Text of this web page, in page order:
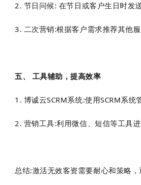
2. 节日问候: 在节日或客户生日时发
3. 二次营销:根据客户需求推荐其他
五、 工具辅助，提高效率
1. 博诚云SCRM系统:使用SCRM系
2. 营销工具:利用微信、短信等工具
总结:激活无效客资需要耐心和策略